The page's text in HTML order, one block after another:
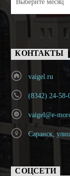
КОНТАКТЫ
vaigel.ru
(8342) 24-58-
vaigel@e-
Саранск,
СОЦСЕТИ